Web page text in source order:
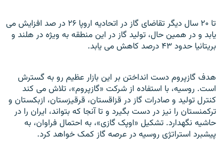
تا ۲۰ سال ديگر تقاضای گاز در اتحاديه اروپا ۲۶ در صد افزايش می
يابد و در همين حال، توليد گاز در اين منطقه به ويژه در هلند و
بريتانيا حدود ۴۳ درصد کاهش می يابد.
هدف گازپروم دست انداختن بر اين بازار عظيم رو به گسترش
است. روسيه، با استفاده از شرکت «گازپروم»، تلاش می کند
کنترل توليد و صادرات گاز در قزاقستان، قرقيزستان، ازبکستان و
ترکمنستان را نيز در دست بگيرد و تا آنجا که بتواند، ايران را در
حاشيه نگهدارد. تشکيل «اوپک گازی»، به احتمال فراوان، به
پيشبرد استراتژی روسيه در عرصه گاز کمک خواهد کرد.